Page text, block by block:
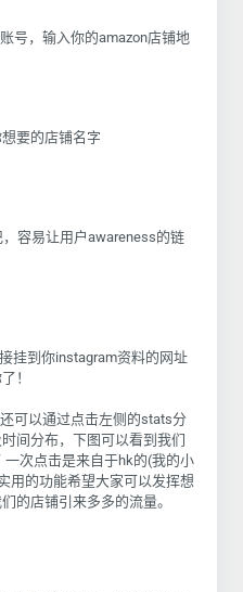
号，输入你的amazon店铺地
要的店铺名字
容易让用户awareness的链
挂到你instagram资料的网址
！
可以通过点击左侧的stats分
间分布，下图可以看到我们
次点击是来自于hk的(我的小
用的功能希望大家可以发挥想
的店铺引来多多的流量。